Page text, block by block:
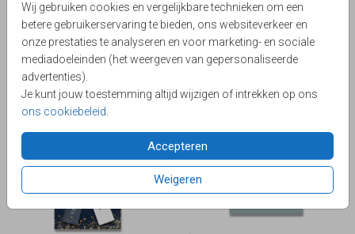
Wij gebruiken cookies en vergelijkbare technieken om een
betere gebruikerservaring te bieden, ons websiteverkeer en
onze prestaties te analyseren en voor marketing- en sociale
mediadoeleinden (het weergeven van gepersonaliseerde
advertenties).
Je kunt jouw toestemming altijd wijzigen of intrekken op ons
ons cookiebeleid
Accepteren
Weigeren
INSTEEKKAART